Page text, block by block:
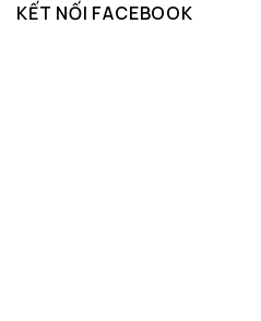
KẾT NỐI FACEBOOK